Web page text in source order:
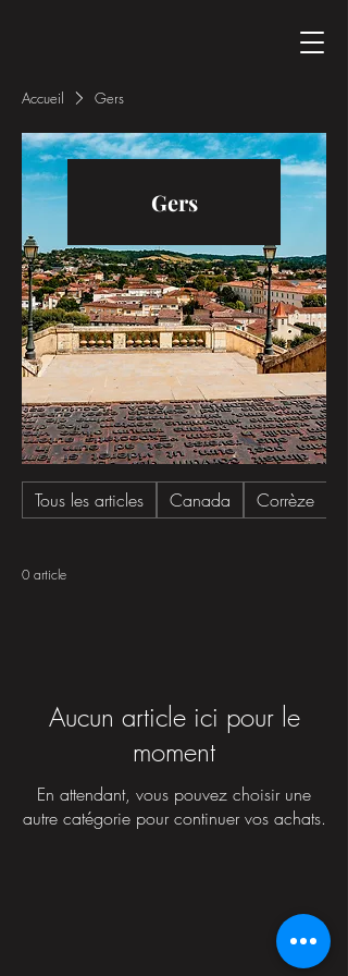
Accueil Gers
Gers
Tous les articles Canada Corrèze
0 article
Aucun article ici pour le
moment
En attendant, vous pouvez choisir une
autre catégorie pour continuer vos achats.